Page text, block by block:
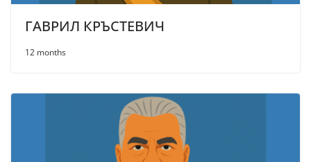
ГАВРИЛ КРЪСТЕВИЧ
12 months